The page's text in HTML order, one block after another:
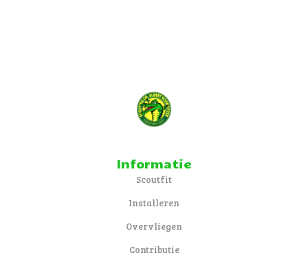
Informatie
Scoutfit
Installeren
Overvliegen
Contributie